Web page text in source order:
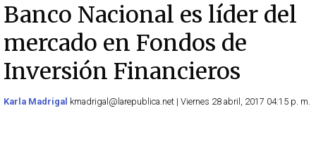
Banco Nacional es líder del
mercado en Fondos de
Inversión Financieros
Karla Madrigal kmadrigal@larepublica.net | Viernes 28 abril, 2017 04:15 p. m.